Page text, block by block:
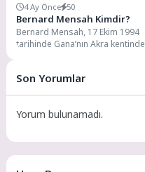
4 Ay Önce 50
Bernard Mensah Kimdir?
Bernard Mensah, 17 Ekim 1994
tarihinde Gana’nın Akra kentinde
Son Yorumlar
Yorum bulunamadı.